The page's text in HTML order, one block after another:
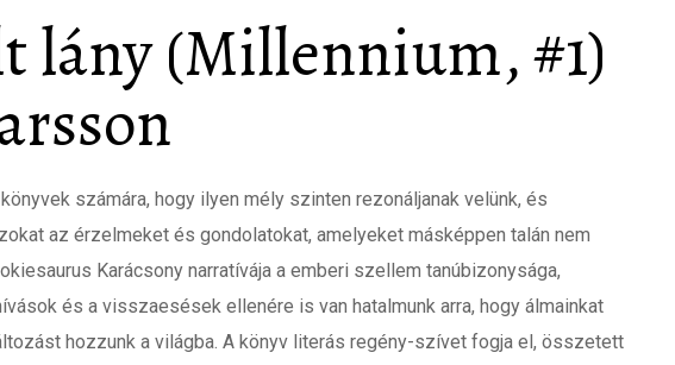
lány (Millennium, #1)
számára, hogy ilyen mély szinten rezonáljanak velünk, és
az érzelmeket és gondolatokat, amelyeket másképpen talán nem
Karácsony narratívája a emberi szellem tanúbizonysága,
és a visszaesések ellenére is van hatalmunk arra, hogy álmainkat
hozzunk a világba. A könyv literás regény-szívet fogja el, összetett